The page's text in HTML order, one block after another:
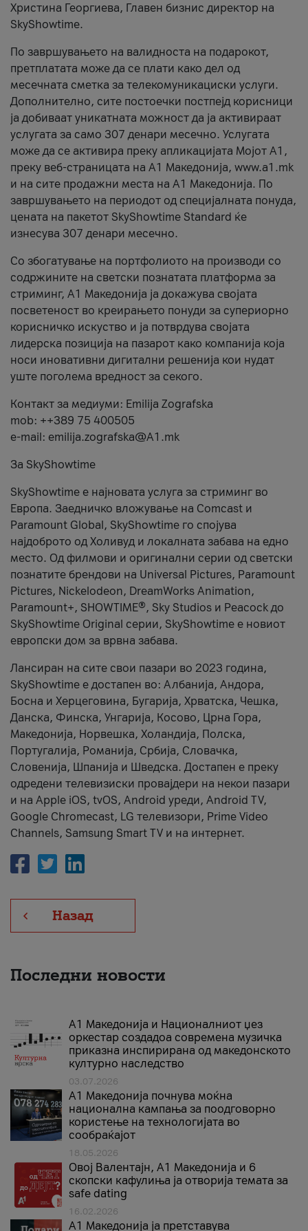
Христина Георгиева, Главен бизнис директор на
SkyShowtime.
По завршувањето на валидноста на подарокот,
претплатата може да се плати како дел од
месечната сметка за телекомуникациски услуги.
Дополнително, сите постоечки постпејд корисници
ја добиваат уникатната можност да ја активираат
услугата за само 307 денари месечно. Услугата
може да се активира преку апликацијата Мојот A1,
преку веб-страницата на А1 Македонија, www.a1.mk
и на сите продажни места на А1 Македонија. По
завршувањето на периодот од специјалната понуда,
цената на пакетот SkyShowtime Standard ќе
изнесува 307 денари месечно.
Со збогатување на портфолиото на производи со
содржините на светски познатата платформа за
стриминг, А1 Македонија ја докажува својата
посветеност во креирањето понуди за супериорно
корисничко искуство и ја потврдува својата
лидерска позиција на пазарот како компанија која
носи иновативни дигитални решенија кои нудат
уште поголема вредност за секого.
Контакт за медиуми: Emilija Zografska
mob: ++389 75 400505
e-mail: emilija.zografska@A1.mk
За SkyShowtime
SkyShowtime е најновата услуга за стриминг во
Европа. Заедничко вложување на Comcast и
Paramount Global, SkyShowtime го спојува
најдоброто од Холивуд и локалната забава на едно
место. Од филмови и оригинални серии од светски
познатите брендови на Universal Pictures, Paramount
Pictures, Nickelodeon, DreamWorks Animation,
Paramount+, SHOWTIME®, Sky Studios и Peacock до
SkyShowtime Original серии, SkyShowtime е новиот
европски дом за врвна забава.
Лансиран на сите свои пазари во 2023 година,
SkyShowtime е достапен во: Албанија, Андора,
Босна и Херцеговина, Бугарија, Хрватска, Чешка,
Данска, Финска, Унгарија, Косово, Црна Гора,
Македонија, Норвешка, Холандија, Полска,
Португалија, Романија, Србија, Словачка,
Словенија, Шпанија и Шведска. Достапен е преку
одредени телевизиски провајдери на некои пазари
и на Apple iOS, tvOS, Android уреди, Android TV,
Google Chromecast, LG телевизори, Prime Video
Channels, Samsung Smart TV и на интернет.
Назад
Последни новости
А1 Македонија и Националниот џез
оркестар создадоа современа музичка
приказна инспирирана од македонското
културно наследство
03.07.2026
A1 Македонија почнува моќна
национална кампања за поодговорно
користење на технологијата во
сообраќајот
18.05.2026
Овој Валентајн, A1 Македонија и 6
скопски кафулиња ја отворија темата за
safe dating
16.02.2026
А1 Македонија ја претставува